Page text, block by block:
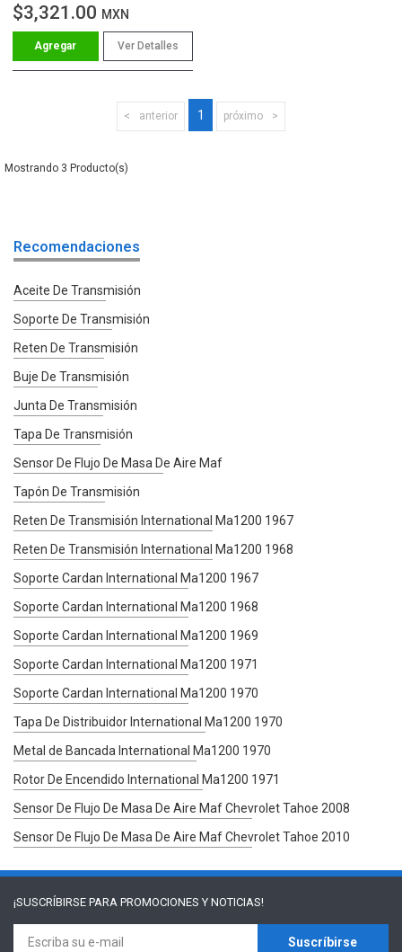
$3,321.00 MXN
Ver Detalles
anterior 1 próximo
3
Recomendaciones
Aceite De Transmisión
Soporte De Transmisión
Reten De Transmisión
Buje De Transmisión
Junta De Transmisión
Tapa De Transmisión
Sensor De Flujo De Masa De Aire Maf
Tapón De Transmisión
Reten De Transmisión International Ma1200 1967
Reten De Transmisión International Ma1200 1968
Soporte Cardan International Ma1200 1967
Soporte Cardan International Ma1200 1968
Soporte Cardan International Ma1200 1969
Soporte Cardan International Ma1200 1971
Soporte Cardan International Ma1200 1970
Tapa De Distribuidor International Ma1200 1970
Metal de Bancada International Ma1200 1970
Rotor De Encendido International Ma1200 1971
Sensor De Flujo De Masa De Aire Maf Chevrolet Tahoe 2008
Sensor De Flujo De Masa De Aire Maf Chevrolet Tahoe 2010
¡SUSCRÍBIRSE PARA PROMOCIONES Y NOTICIAS!
Suscríbirse